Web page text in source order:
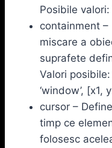
Posibile valori:
containment
miscare a
suprafete
Valori posibile:
‘window’, [x1,
cursor –
timp ce
folosesc